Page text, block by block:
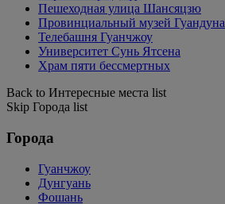
Пешеходная улица Шансяцзю
Провинциальный музей Гуандуна
Телебашня Гуанчжоу
Университет Сунь Ятсена
Храм пяти бессмертных
Back to Интересные места list
Skip Города list
Города
Гуанчжоу
Дунгуань
Фошань